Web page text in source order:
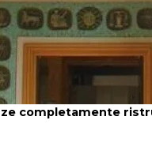
completamente